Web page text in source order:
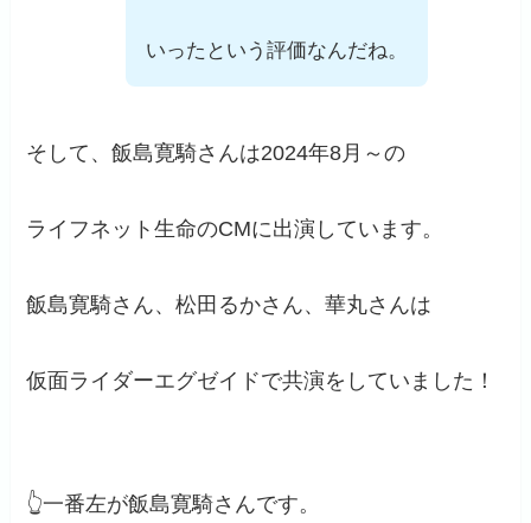
いったという評価なんだね。
そして、飯島寛騎さんは2024年8月～の
ライフネット生命のCMに出演しています。
飯島寛騎さん、松田るかさん、華丸さんは
仮面ライダーエグゼイドで共演をしていました！
👆一番左が飯島寛騎さんです。